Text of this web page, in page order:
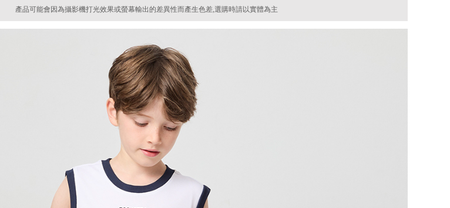
產品可能會因為攝影機打光效果或螢幕輸出的差異性而產生色差,選購時請以實體為主